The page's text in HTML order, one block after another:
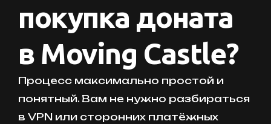
покупка доната
в Moving Castle?
Процесс максимально простой и
понятный. Вам не нужно разбираться
в VPN или сторонних платёжных